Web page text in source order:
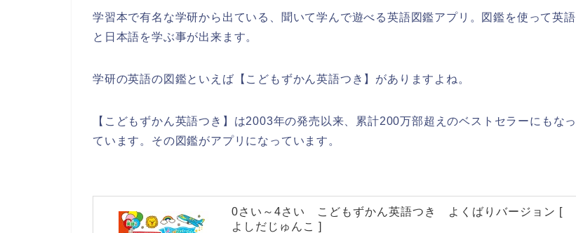
学習本で有名な学研から出ている、聞いて学んで遊べる英語図鑑アプリ。図鑑を使って英語
と日本語を学ぶ事が出来ます。
学研の英語の図鑑といえば【こどもずかん英語つき】がありますよね。
【こどもずかん英語つき】は2003年の発売以来、累計200万部超えのベストセラーにもなっ
ています。その図鑑がアプリになっています。
0さい～4さい こどもずかん英語つき よくばりバージョン [
よしだじゅんこ ]